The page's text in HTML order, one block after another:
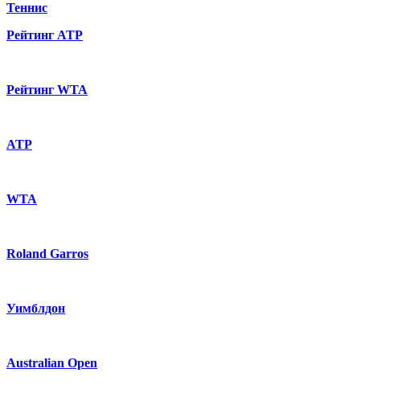
Теннис
Рейтинг ATP
Рейтинг WTA
ATP
WTA
Roland Garros
Уимблдон
Australian Open